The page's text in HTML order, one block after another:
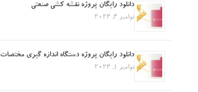
دانلود رایگان پروژه نقشه کشی صنعتی
نوامبر 4, 2024
دانلود رایگان پروژه دستگاه اندازه گیری مختصات CMM
نوامبر 1, 2024